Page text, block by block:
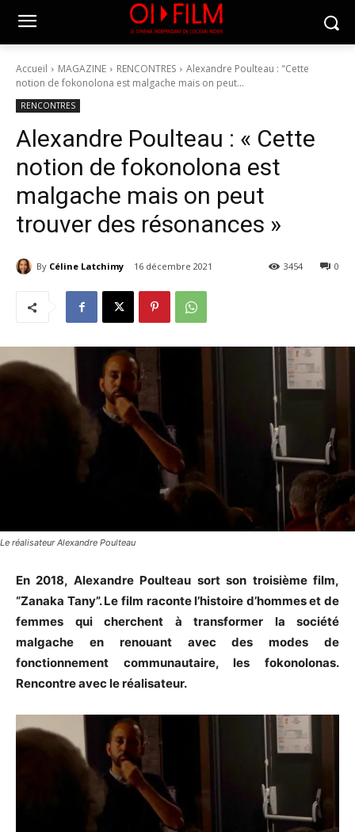
Accueil MAGAZINE RENCONTRES
Alexandre Poulteau : "Cette
notion de fokonolona est malgache mais on peut...
RENCONTRES
Alexandre Poulteau : « Cette
notion de fokonolona est
malgache mais on peut
trouver des résonances »
By Céline Latchimy 16 décembre 2021 0
3454
Le réalisateur Alexandre Poulteau
En 2018, Alexandre Poulteau sort son troisième film,
“Zanaka Tany”. Le film raconte l’histoire d’hommes et de
femmes qui cherchent à transformer la société
malgache en renouant avec des modes de
fonctionnement communautaire, les fokonolonas.
Rencontre avec le réalisateur.